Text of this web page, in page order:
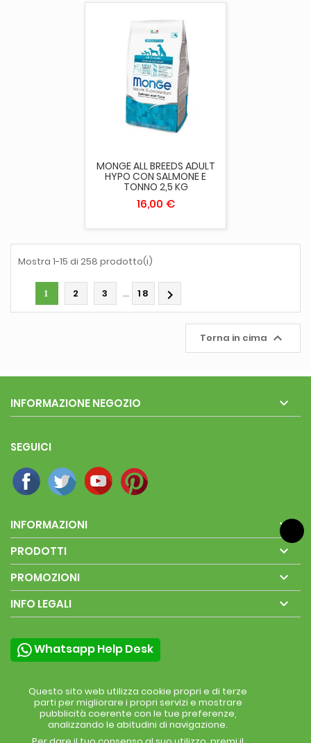
MONGE ALL BREEDS ADULT
HYPO CON SALMONE E
TONNO 2,5 KG
16,00 €
Mostra 1-15 di 258 prodotto(i)
1 2 3 … 18 
Torna in cima 
INFORMAZIONE NEGOZIO 
SEGUICI
INFORMAZIONI 
PRODOTTI 
PROMOZIONI 
INFO LEGALI 
Whatsapp Help Desk
Questo sito web utilizza cookie propri e di terze
parti per migliorare i propri servizi e mostrare
pubblicità coerente con le tue preferenze,
analizzando le abitudini di navigazione.